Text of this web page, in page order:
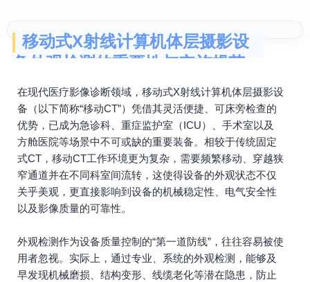
移动式X射线计算机体层摄影设
备外观检测的重要性与实施规范
在现代医疗影像诊断领域，移动式X射线计算机体层摄影设
备（以下简称“移动CT”）凭借其灵活便捷、可床旁检查的
优势，已成为急诊科、重症监护室（ICU）、手术室以及
方舱医院等场景中不可或缺的重要装备。相较于传统固定
式CT，移动CT工作环境更为复杂，需要频繁移动、穿越狭
窄通道并在不同科室间流转，这使得设备的外观状态不仅
关乎美观，更直接影响到设备的机械稳定性、电气安全性
以及影像质量的可靠性。
外观检测作为设备质量控制的“第一道防线”，往往容易被使
用者忽视。实际上，通过专业、系统的外观检测，能够及
早发现机械磨损、结构变形、线缆老化等潜在隐患，防止